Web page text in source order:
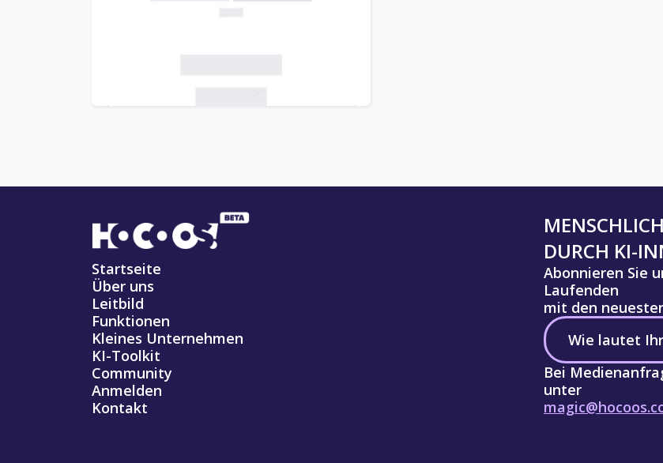
Startseite
Über uns
Leitbild
Funktionen
Kleines Unternehmen
KI-Toolkit
Community
Anmelden
Kontakt
DURCH KI-
Abonnieren Sie
Laufenden
mit den
Bei
unter